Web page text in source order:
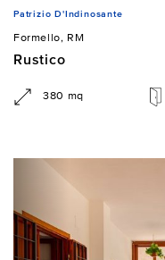
Patrizio D'Indinosante
Formello, RM
Rustico
380 mq